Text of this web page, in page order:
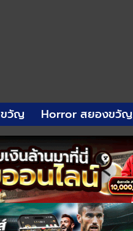
ขวัญ Horror สยองขวัญ